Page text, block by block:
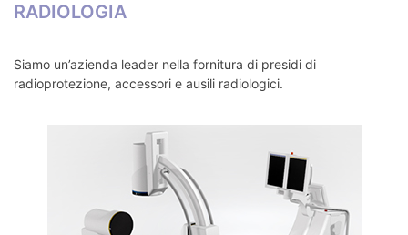
RADIOLOGIA
Siamo un’azienda leader nella fornitura di presidi di
radioprotezione, accessori e ausili radiologici.